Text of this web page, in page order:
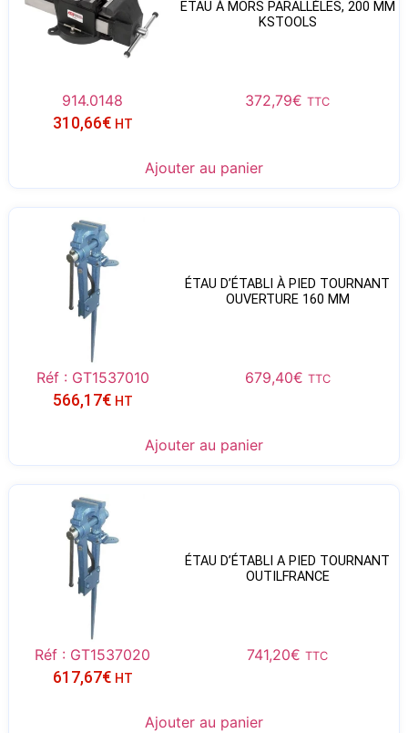
ETAU À MORS PARALLÈLES, 200 MM
KSTOOLS
914.0148 372,79€ TTC
310,66€ HT
Ajouter au panier
ÉTAU D’ÉTABLI À PIED TOURNANT
OUVERTURE 160 MM
Réf : GT1537010 679,40€ TTC
566,17€ HT
Ajouter au panier
ÉTAU D’ÉTABLI A PIED TOURNANT
OUTILFRANCE
Réf : GT1537020 741,20€ TTC
617,67€ HT
Ajouter au panier